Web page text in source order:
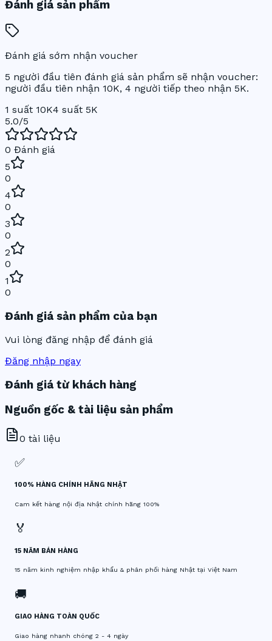
Đánh giá sản phẩm
Đánh giá sớm nhận voucher
5 người đầu tiên đánh giá sản phẩm sẽ nhận voucher:
người đầu tiên nhận 10K, 4 người tiếp theo nhận 5K.
1 suất 10K4 suất 5K
5.0/5
0 Đánh giá
5
0
4
0
3
0
2
0
1
0
Đánh giá sản phẩm của bạn
Vui lòng đăng nhập để đánh giá
Đăng nhập ngay
Đánh giá từ khách hàng
Nguồn gốc & tài liệu sản phẩm
0 tài liệu
✅
100% HÀNG CHÍNH HÃNG NHẬT
Cam kết hàng nội địa Nhật chính hãng 100%
🏅
15 NĂM BÁN HÀNG
15 năm kinh nghiệm nhập khẩu & phân phối hàng Nhật tại Việt Nam
🚚
GIAO HÀNG TOÀN QUỐC
Giao hàng nhanh chóng 2 - 4 ngày